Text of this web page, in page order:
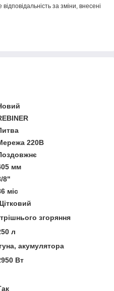
за зміни, внесені
220В
мм
8"
міс
згоряння
л
акумулятора
Вт